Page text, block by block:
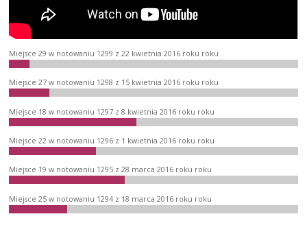
Miejsce 29 w notowaniu 1299 z 22 kwietnia 2016 roku roku
Miejsce 27 w notowaniu 1298 z 15 kwietnia 2016 roku roku
Miejsce 18 w notowaniu 1297 z 8 kwietnia 2016 roku roku
Miejsce 22 w notowaniu 1296 z 1 kwietnia 2016 roku roku
Miejsce 19 w notowaniu 1295 z 28 marca 2016 roku roku
Miejsce 25 w notowaniu 1294 z 18 marca 2016 roku roku